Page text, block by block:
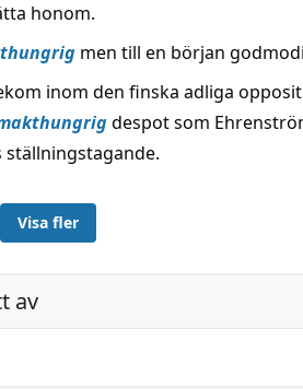
honom.
men till en början
inom den finska adliga
despot som
Visa fler
av